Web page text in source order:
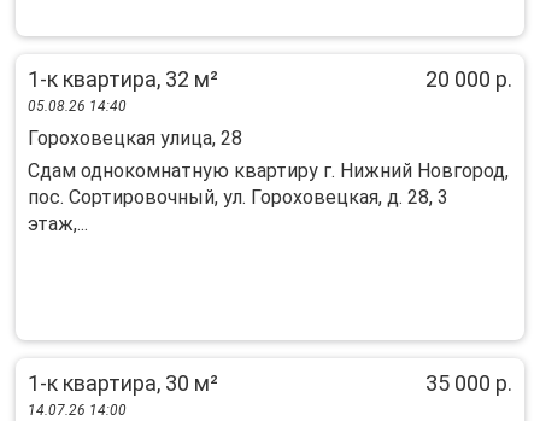
1-к квартира, 32 м² 20 000 р.
05.08.26 14:40
Гороховецкая улица, 28
Сдам однокомнатную квартиру г. Нижний Новгород,
пос. Сортировочный, ул. Гороховецкая, д. 28, 3
этаж,...
1-к квартира, 30 м² 35 000 р.
14.07.26 14:00